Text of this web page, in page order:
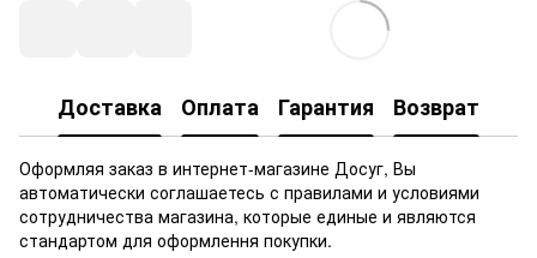
Доставка Оплата Гарантия Возврат
Оформляя заказ в интернет-магазине Досуг, Вы
автоматически соглашаетесь с правилами и условиями
сотрудничества магазина, которые единые и являются
стандартом для оформлення покупки.